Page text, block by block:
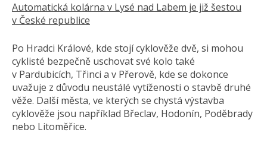
Automatická kolárna v Lysé nad Labem je již šestou
v České republice
Po Hradci Králové, kde stojí cyklověže dvě, si mohou
cyklisté bezpečně uschovat své kolo také
v Pardubicích, Třinci a v Přerově, kde se dokonce
uvažuje z důvodu neustálé vytíženosti o stavbě druhé
věže. Další města, ve kterých se chystá výstavba
cyklověže jsou například Břeclav, Hodonín, Poděbrady
nebo Litoměřice.